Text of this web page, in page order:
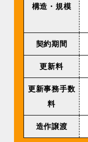
構造・規模
契約期間
更新料
更新事務手数
料
造作譲渡